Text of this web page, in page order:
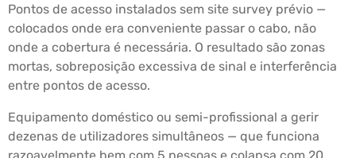
Pontos de acesso instalados sem site survey prévio —
colocados onde era conveniente passar o cabo, não
onde a cobertura é necessária. O resultado são zonas
mortas, sobreposição excessiva de sinal e interferência
entre pontos de acesso.
Equipamento doméstico ou semi-profissional a gerir
dezenas de utilizadores simultâneos — que funciona